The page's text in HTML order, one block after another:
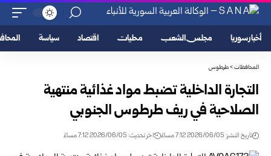
أخبار سوريا مجلس الشعب محليات اقتصاد سياسة
المحافظات>طرطوس
التجارة الداخلية تضبط مواد غذائية منتهية
الصلاحية في ريف طرطوس الجنوبي
تاريخ النشر: 2026/06/05 7:12 مساءً اخر تحديث: 2026/06/05 7:12 مساءً